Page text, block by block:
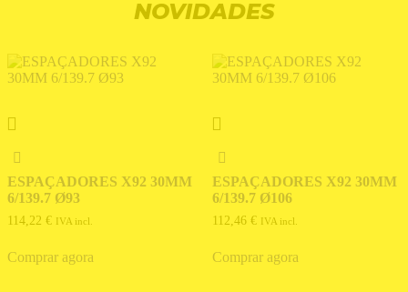
NOVIDADES
ESPAÇADORES X92 30MM
6/139.7 Ø93
114,22 € IVA incl.
Comprar agora
ESPAÇADORES X92 30MM
6/139.7 Ø106
112,46 € IVA incl.
Comprar agora